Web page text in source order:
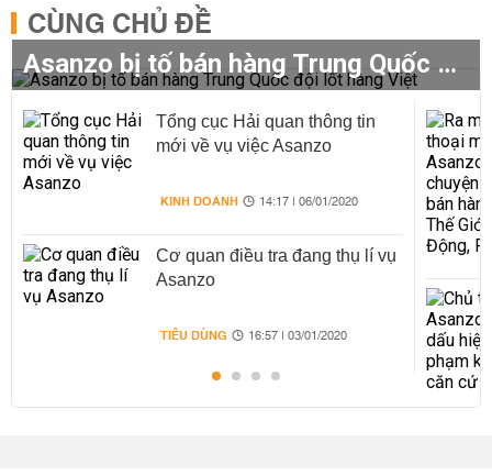
CÙNG CHỦ ĐỀ
Asanzo bị tố bán hàng Trung Quốc đội lốt hàng Việt
Tổng cục Hải quan thông tin
mới về vụ việc Asanzo
KINH DOANH 14:17 | 06/01/2020
Cơ quan điều tra đang thụ lí vụ
Asanzo
TIÊU DÙNG 16:57 | 03/01/2020